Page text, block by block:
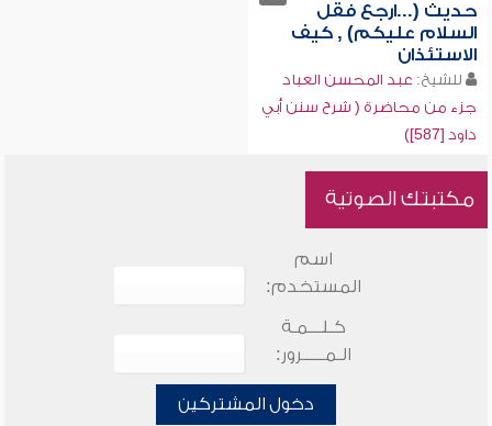
حديث (...ارجع فقل
السلام عليكم) , كيف
الاستئذان
للشيخ: عبد المحسن العباد
جزء من محاضرة ( شرح سنن أبي
داود [587])
مكتبتك الصوتية
اسم
المستخدم:
كـلـــمـة
الـمـــــرور:
دخول المشتركين